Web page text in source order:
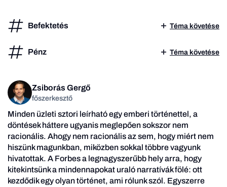
Befektetés Téma követése
Pénz Téma követése
Zsiborás Gergő
főszerkesztő
Minden üzleti sztori leírható egy emberi történettel, a
döntések háttere ugyanis meglepően sokszor nem
racionális. Ahogy nem racionális az sem, hogy miért nem
hiszünk magunkban, miközben sokkal többre vagyunk
hivatottak. A Forbes a legnagyszerűbb hely arra, hogy
kitekintsünk a mindennapokat uraló narratívák fölé: ott
kezdődik egy olyan történet, ami rólunk szól. Egyszerre